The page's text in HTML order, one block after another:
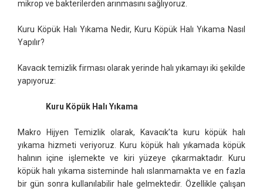
mikrop ve bakterilerden arınmasını sağlıyoruz.
Kuru Köpük Halı Yıkama Nedir, Kuru Köpük Halı Yıkama Nasıl
Yapılır?
Kavacık temizlik firması olarak yerinde halı yıkamayı iki şekilde
yapıyoruz:
Kuru Köpük Halı Yıkama
Makro Hijyen Temizlik olarak, Kavacık’ta kuru köpük halı
yıkama hizmeti veriyoruz. Kuru köpük halı yıkamada köpük
halının içine işlemekte ve kiri yüzeye çıkarmaktadır. Kuru
köpük halı yıkama sisteminde halı ıslanmamakta ve en fazla
bir gün sonra kullanılabilir hale gelmektedir. Özellikle çalışan